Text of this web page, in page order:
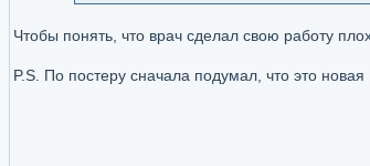
Чтобы понять, что врач сделал свою работу
P.S. По постеру сначала подумал, что это